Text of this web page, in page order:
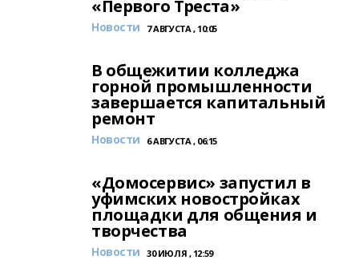
«Первого Треста»
Новости 7 АВГУСТА , 10:05
В общежитии колледжа
горной промышленности
завершается капитальный
ремонт
Новости 6 АВГУСТА , 06:15
«Домосервис» запустил в
уфимских новостройках
площадки для общения и
творчества
Новости 30 ИЮЛЯ , 12:59